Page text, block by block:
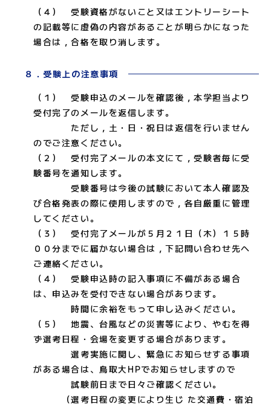
（４） 受験資格がないこと又はエントリーシート
の記載等に虚偽の内容があることが明らかになった
場合は，合格を取り消します。
８．受験上の注意事項
（１） 受験申込のメールを確認後，本学担当より
受付完了のメールを返信します。
ただし，土・日・祝日は返信を行いません
のでご注意ください。
（２） 受付完了メールの本文にて，受験者毎に受
験番号を通知します。
受験番号は今後の試験において本人確認及
び合格発表の際に使用しますので，各自厳重に管理
してください。
（３） 受付完了メールが５月２１日（木）１５時
００分までに届かない場合は，下記問い合わせ先へ
ご連絡ください。
（４） 受験申込時の記入事項に不備がある場合
は、申込みを受付できない場合があります。
時間に余裕をもって申し込みください。
（５） 地震、台風などの災害等により、やむを得
ず選考日程・会場を変更する場合があります。
選考実施に関し、緊急にお知らせする事項
がある場合は、鳥取大HPでお知らせしますので
試験前日まで日々ご確認ください。
（選考日程の変更により生じ た交通費・宿泊